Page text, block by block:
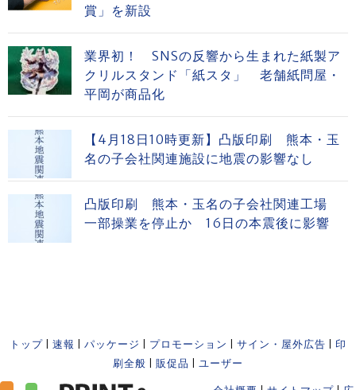
賞」を新設
業界初！ SNSの反響から生まれた紙製ア
クリルスタンド「紙スタ」 老舗紙問屋・
平岡が商品化
【4月18日10時更新】凸版印刷 熊本・玉
名の子会社関連施設に地震の影響なし
凸版印刷 熊本・玉名の子会社関連工場
一部操業を停止か 16日の本震後に影響
トップ 速報 パッケージ プロモーション サイン・屋外広告
印
刷全般
販促品 ユーザー